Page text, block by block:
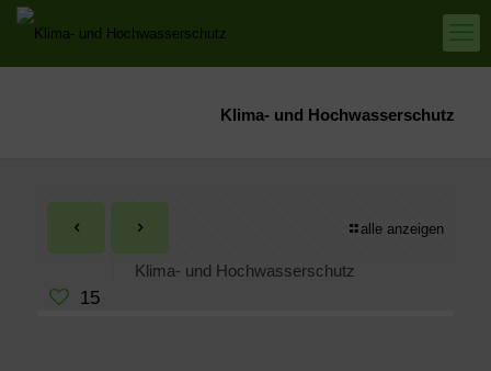
Klima- und Hochwasserschutz
alle anzeigen
15
Klima- und Hochwasserschutz